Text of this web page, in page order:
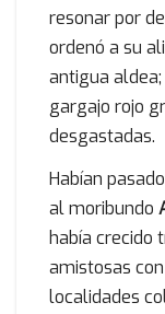
resonar por
ordenó a su
antigua aldea;
gargajo rojo
desgastadas.
Habían
al moribundo
había crecido
amistosas
localidades